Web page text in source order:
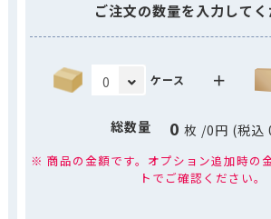
ご注文の数量を入力して
ケース ＋
総数量 0 枚 /0円 (税込
※ 商品の金額です。オプション追加時の
トでご確認ください。